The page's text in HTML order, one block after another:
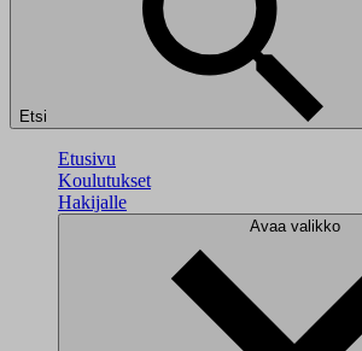
Etsi
Etusivu
Koulutukset
Hakijalle
Avaa valikko